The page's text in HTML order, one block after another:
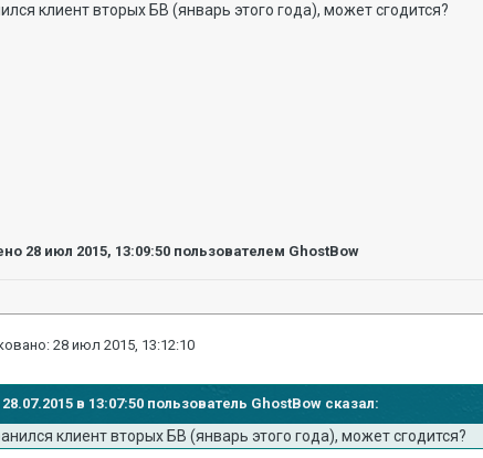
клиент вторых БВ (январь этого года), может сгодится?
28 июл 2015, 13:09:50 пользователем GhostBow
28 июл 2015, 13:12:10
в 13:07:50 пользователь GhostBow сказал:
клиент вторых БВ (январь этого года), может сгодится?